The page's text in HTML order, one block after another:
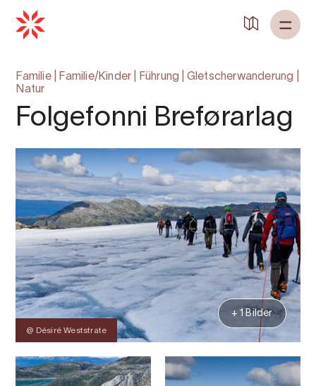
Familie| Familie/Kinder Führung Gletscherwanderung
Natur
Folgefonni Breførarlag
@ Désiré Weststrate
+ 1 Bilder